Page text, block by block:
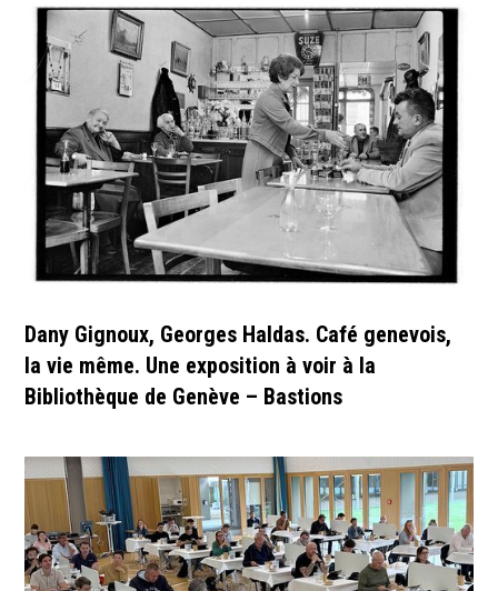
Dany Gignoux, Georges Haldas. Café genevois,
la vie même. Une exposition à voir à la
Bibliothèque de Genève – Bastions